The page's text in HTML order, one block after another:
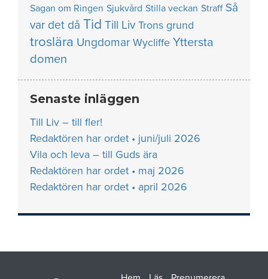
Sagan om Ringen Sjukvård Stilla veckan Straff Så
var det då Tid Till Liv Trons grund
troslära Ungdomar Wycliffe Yttersta
domen
Senaste inläggen
Till Liv – till fler!
Redaktören har ordet • juni/juli 2026
Vila och leva – till Guds ära
Redaktören har ordet • maj 2026
Redaktören har ordet • april 2026